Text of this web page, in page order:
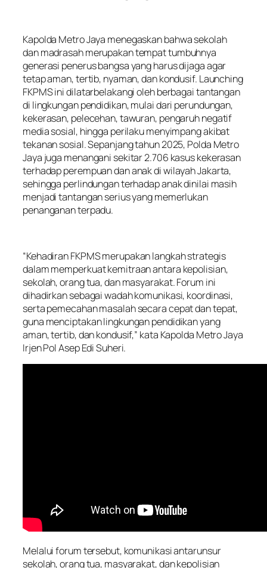
Kapolda Metro Jaya menegaskan bahwa sekolah
dan madrasah merupakan tempat tumbuhnya
generasi penerus bangsa yang harus dijaga agar
tetap aman, tertib, nyaman, dan kondusif. Launching
FKPMS ini dilatarbelakangi oleh berbagai tantangan
di lingkungan pendidikan, mulai dari perundungan,
kekerasan, pelecehan, tawuran, pengaruh negatif
media sosial, hingga perilaku menyimpang akibat
tekanan sosial. Sepanjang tahun 2025, Polda Metro
Jaya juga menangani sekitar 2.706 kasus kekerasan
terhadap perempuan dan anak di wilayah Jakarta,
sehingga perlindungan terhadap anak dinilai masih
menjadi tantangan serius yang memerlukan
penanganan terpadu.
“Kehadiran FKPMS merupakan langkah strategis
dalam memperkuat kemitraan antara kepolisian,
sekolah, orang tua, dan masyarakat. Forum ini
dihadirkan sebagai wadah komunikasi, koordinasi,
serta pemecahan masalah secara cepat dan tepat,
guna menciptakan lingkungan pendidikan yang
aman, tertib, dan kondusif,” kata Kapolda Metro Jaya
Irjen Pol Asep Edi Suheri.
Melalui forum tersebut, komunikasi antarunsur
sekolah, orang tua, masyarakat, dan kepolisian